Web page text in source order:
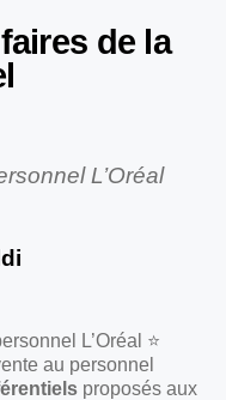
de la
L’Oréal
L’Oréal ⭐️
au personnel
proposés aux